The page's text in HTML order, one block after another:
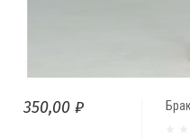
350,00 ₽